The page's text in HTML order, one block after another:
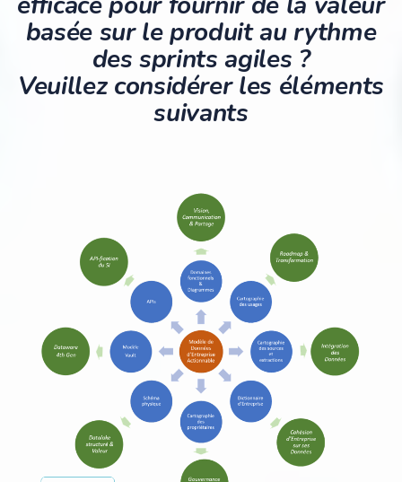
basée sur le produit au rythme
des sprints agiles ?
Veuillez considérer les éléments
suivants